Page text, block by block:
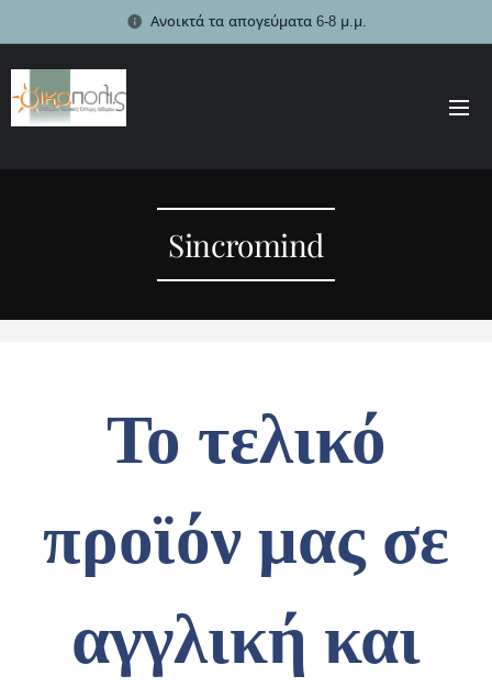
Ανοικτά τα απογεύματα 6-8 μ.μ.
Sincromind
Το τελικό
προϊόν μας σε
αγγλική και